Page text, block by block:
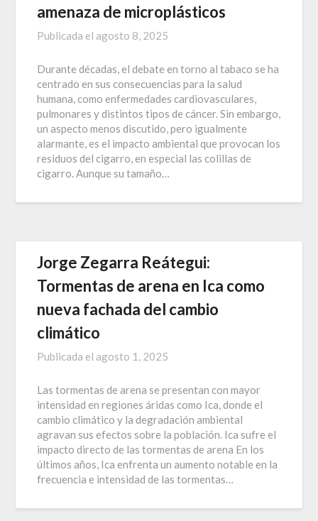
amenaza de microplásticos
Publicada el agosto 8, 2025
Durante décadas, el debate en torno al tabaco se ha
centrado en sus consecuencias para la salud
humana, como enfermedades cardiovasculares,
pulmonares y distintos tipos de cáncer. Sin embargo,
un aspecto menos discutido, pero igualmente
alarmante, es el impacto ambiental que provocan los
residuos del cigarro, en especial las colillas de
cigarro. Aunque su tamaño…
Jorge Zegarra Reátegui:
Tormentas de arena en Ica como
nueva fachada del cambio
climático
Publicada el agosto 1, 2025
Las tormentas de arena se presentan con mayor
intensidad en regiones áridas como Ica, donde el
cambio climático y la degradación ambiental
agravan sus efectos sobre la población. Ica sufre el
impacto directo de las tormentas de arena En los
últimos años, Ica enfrenta un aumento notable en la
frecuencia e intensidad de las tormentas…